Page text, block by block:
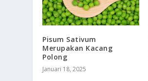
Pisum Sativum
Merupakan Kacang
Polong
Januari 18, 2025